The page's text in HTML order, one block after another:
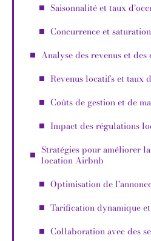
Saisonnalité et taux
Concurrence et
Analyse des revenus et
Revenus locatifs et taux
Coûts de gestion et de
Impact des régulations
Stratégies pour améliorer
location Airbnb
Optimisation de
Tarification dynamique
Collaboration avec des